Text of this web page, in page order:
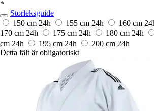
*
Storleksguide
150 cm 24h 155 cm 24h 160 cm
170 cm 24h 175 cm 24h 180 cm 24h
cm 24h 195 cm 24h 200 cm 24h
Detta fält är obligatoriskt